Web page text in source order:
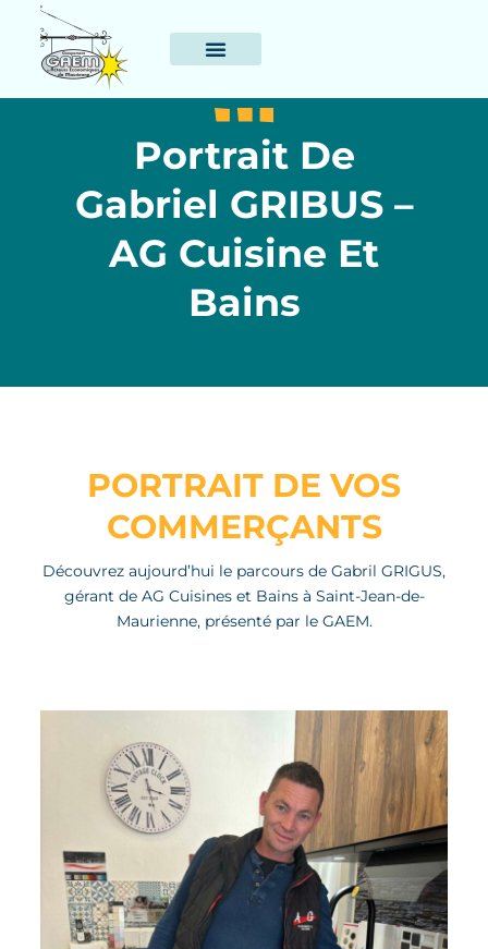
Portrait De
Gabriel GRIBUS –
AG Cuisine Et
Bains
PORTRAIT DE VOS
COMMERÇANTS
Découvrez aujourd’hui le parcours de Gabril GRIGUS,
gérant de AG Cuisines et Bains à Saint-Jean-de-
Maurienne, présenté par le GAEM.